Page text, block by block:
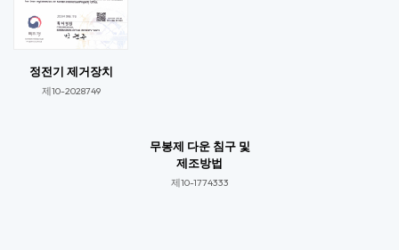
정전기 제거장치
제10-2028749​
무봉제 다운 침구 및
제조방법
제10-1774333​​